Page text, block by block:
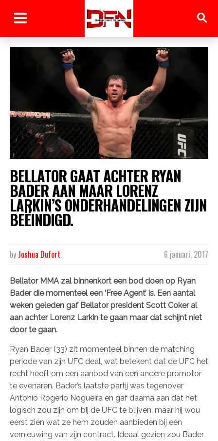
BELLATOR GAAT ACHTER RYAN
BADER AAN MAAR LORENZ
LARKIN’S ONDERHANDELINGEN ZIJN
BEËINDIGD.
6 januari, 2017
by Joshua Dufort
Bellator MMA zal binnenkort een bod doen op Ryan
Bader die momenteel een ‘Free Agent’ is. Een aantal
weken geleden gaf Bellator president Scott Coker al
aan achter Lorenz Larkin te gaan maar dat schijnt niet
door te gaan.
Ryan Bader (33) zit momenteel binnen de matching
periode van zijn UFC deal, wat betekent dat de UFC het
recht heeft om een aanbod van een andere promotor
te evenaren. Bader’s laatste partij was tegenover
Antonio Rogerio Nogueira en gaf daarna aan dat het
logisch zou zijn om bij de UFC te blijven, maar hij wou
eerst zien wat ze hem zouden aanbieden bij een
vernieuwing van zijn contract. Ideaal gezien zou Bader